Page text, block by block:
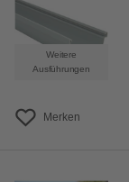
Weitere
Ausführungen
Merken